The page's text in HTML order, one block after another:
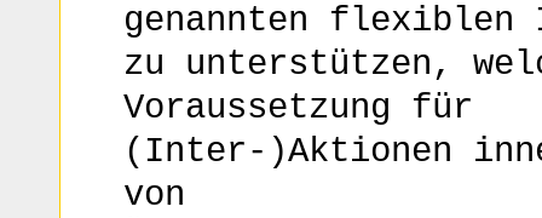
genannten
zu unterstützen,
Voraussetzung für
(Inter-)Aktionen
von